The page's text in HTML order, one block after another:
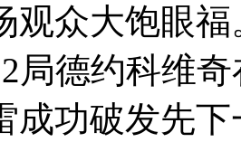
观众大饱眼
局德约科维
成功破发先下